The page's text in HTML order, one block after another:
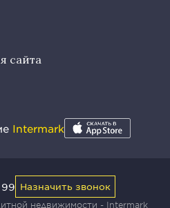
сайта
Intermark
недвижимости - Intermark
Назначить звонок